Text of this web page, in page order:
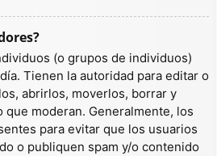
(o grupos de individuos)
Tienen la autoridad para editar o
abrirlos, moverlos, borrar y
que moderan. Generalmente, los
para evitar que los usuarios
o publiquen spam y/o contenido